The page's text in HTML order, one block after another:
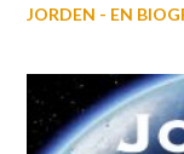
JORDEN - EN